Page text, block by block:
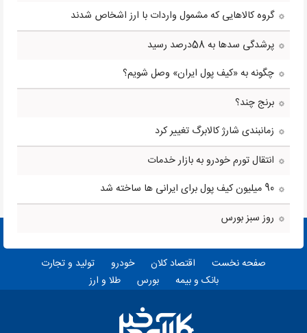
گروه کالاهایی که مشمول واردات با ارز اشخاص شدند
پرشدگی سدها به 58درصد رسید
چگونه به «کیف پول ایران» وصل شویم؟
برنج چند؟
زمانبندی شارژ کالابرگ تغییر کرد
انتقال تورم خودرو به بازار خدمات
90 میلیون کیف پول برای ایرانی ها ساخته شد
روز سبز بورس
صفحه نخست اقتصاد کلان خودرو
تولید و تجارت
بانک و بیمه
بورس طلا و ارز